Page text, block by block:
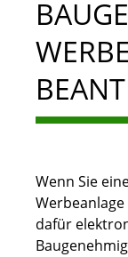
Wenn Sie
dafür